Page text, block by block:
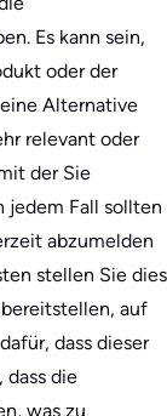
Es kann sein,
oder der
Alternative
relevant oder
der Sie
jedem Fall sollten
abzumelden
stellen Sie dies
auf
dass dieser
dass die
was zu